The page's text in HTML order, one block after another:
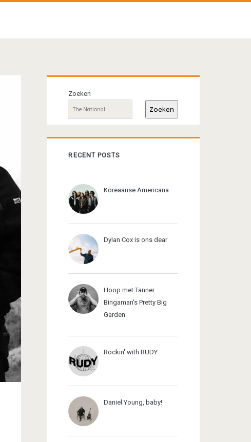
Primaire
sidebar
Zoeken
Zoeken
RECENT POSTS
Koreaanse Americana
Dylan Cox is ons dear
Hoop met Tanner
Bingaman's Pretty Big
Garden
Rockin' with RUDY
Daniel Young, baby!